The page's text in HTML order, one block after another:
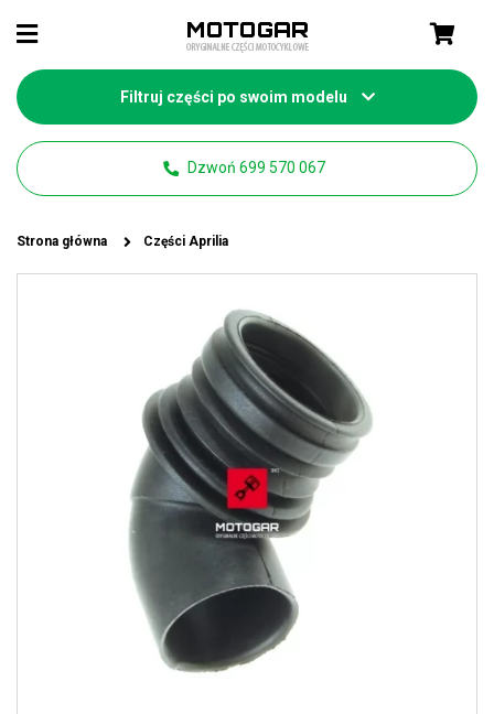
Filtruj części po swoim modelu
Dzwoń 699 570 067
Strona główna Części Aprilia